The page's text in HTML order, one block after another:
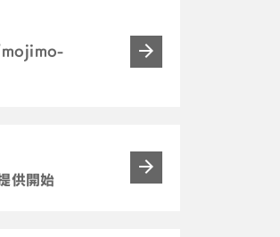
mojimo-
供開始